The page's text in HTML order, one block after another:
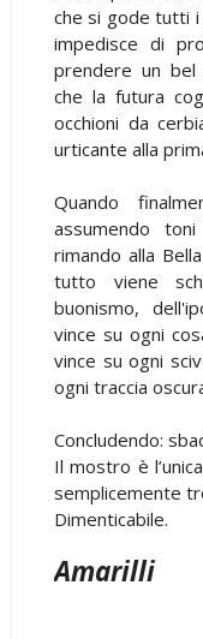
che si gode tutti i
impedisce di
prendere un
che la futura
occhioni da
urticante alla
Quando
assumendo
rimando alla
tutto viene
buonismo,
vince su ogni
vince su ogni
ogni traccia
Concludendo:
Il mostro è
semplicemente
Dimenticabile.
Amarilli